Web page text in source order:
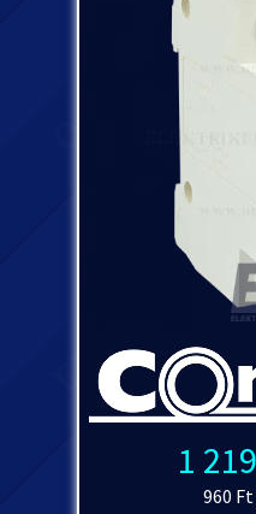
1
960 Ft